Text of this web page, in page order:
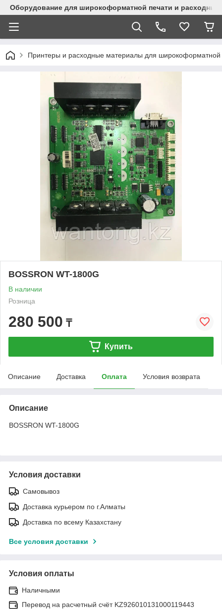
Оборудование для широкоформатной печати и
Принтеры и расходные материалы для широкоформатной
BOSSRON WT-1800G
В наличии
Розница
280 500 ₸
Купить
Описание Доставка Оплата Условия возврата
Описание
BOSSRON WT-1800G
Условия доставки
Самовывоз
Доставка курьером по г.Алматы
Доставка по всему Казахстану
Все условия доставки
Условия оплаты
Наличными
Перевод на расчетный счёт KZ926010131000119443